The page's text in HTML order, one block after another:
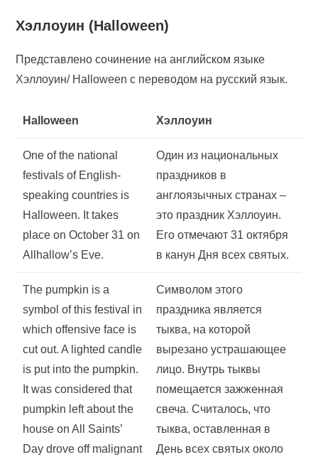
Хэллоуин (Halloween)
Представлено сочинение на английском языке
Хэллоуин/ Halloween с переводом на русский язык.
Halloween Хэллоуин
One of the national
festivals of English-
speaking countries is
Halloween. It takes
place on October 31 on
Allhallow’s Eve.
Один из национальных
праздников в
англоязычных странах –
это праздник Хэллоуин.
Его отмечают 31 октября
в канун Дня всех святых.
The pumpkin is a
symbol of this festival in
which offensive face is
cut out. A lighted candle
is put into the pumpkin.
It was considered that
pumpkin left about the
house on All Saints’
Day drove off malignant
Символом этого
праздника является
тыква, на которой
вырезано устрашающее
лицо. Внутрь тыквы
помещается зажженная
свеча. Считалось, что
тыква, оставленная в
День всех святых около